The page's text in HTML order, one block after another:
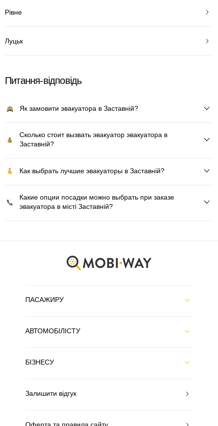
Рівне
Луцьк
Питання-відповідь
Як замовити эвакуатора в Заставній?
Сколько стоит вызвать эвакуатор эвакуатора в
Заставній?
Как выбрать лучшие эвакуаторы в Заставній?
Какие опции посадки можно выбрать при заказе
эвакуатора в місті Заставній?
ПАСАЖИРУ
АВТОМОБІЛІСТУ
БІЗНЕСУ
Залишити відгук